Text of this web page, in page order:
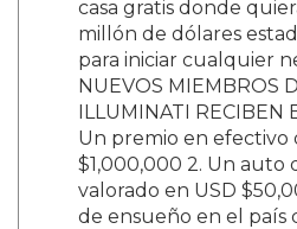
casa gratis donde
millón de dólares
para iniciar cualquier
NUEVOS MIEMBROS
ILLUMINATI RECIBEN
Un premio en efectivo
$1,000,000 2. Un auto
valorado en USD
de ensueño en el país